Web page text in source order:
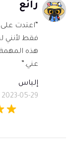
رائع
“اعتدت
فقط لأنني
عني.”
إلياس
2023-05-29